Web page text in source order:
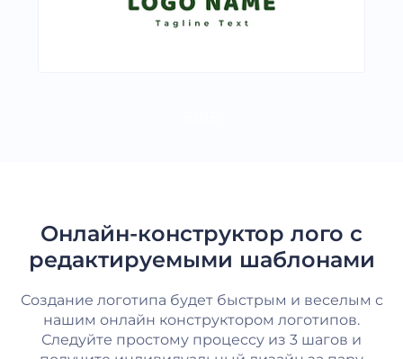
Онлайн-конструктор лого с
редактируемыми шаблонами
Создание логотипа будет быстрым и веселым с
нашим онлайн конструктором логотипов.
Следуйте простому процессу из 3 шагов и